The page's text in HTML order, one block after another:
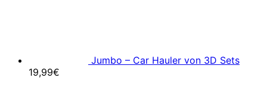
Jumbo – Car Hauler von 3D Sets
19,99€